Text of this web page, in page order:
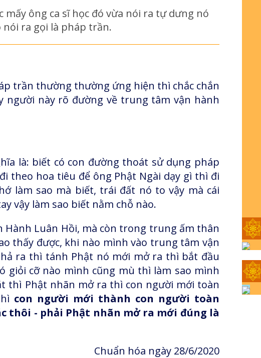
ông ca sĩ học đó vừa nói ra tự dưng nó
ra gọi là pháp trần.
trần thường thường ứng hiện thì chắc chắn
người này rõ đường về trung tâm vận hành
là: biết có con đường thoát sử dụng pháp
theo hoa tiêu để ông Phật Ngài dạy gì thì đi
làm sao mà biết, trái đất nó to vậy mà cái
vậy làm sao biết nằm chỗ nào.
Luân Hồi, mà còn trong trung ấm thân
thấy được, khi nào mình vào trung tâm vận
ra thì tánh Phật nó mới mở ra thì bắt đầu
giỏi cỡ nào mình cũng mù thì làm sao mình
Phật nhãn mở ra thì con người mới toàn
con người mới thành con người toàn
thôi - phải Phật nhãn mở ra mới đúng là
Chuẩn hóa ngày 28/6/2020